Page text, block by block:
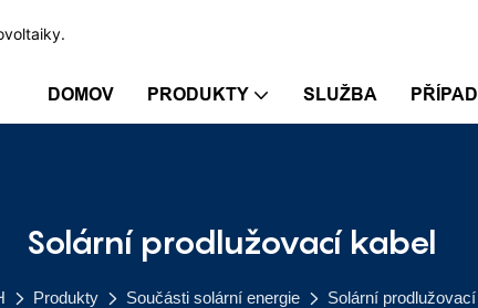
DOMOV PRODUKTY SLUŽBA
Solární prodlužovací kabel
Produkty Součásti solární energie
Solární